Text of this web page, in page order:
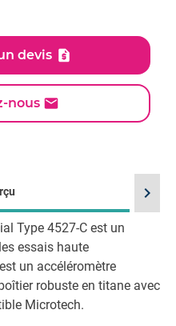
devis
nous
Type 4527-C est un
essais haute
un accéléromètre
robuste en titane avec
Microtech.
chevron_right